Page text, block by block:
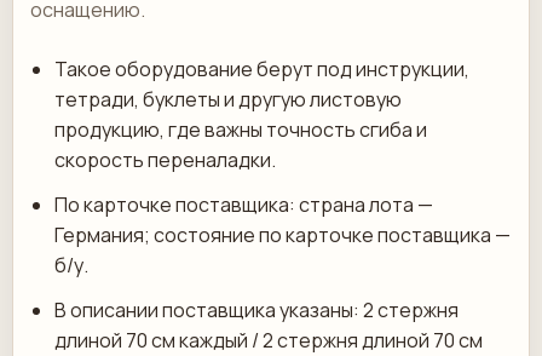
оснащению.
Такое оборудование берут под инструкции,
тетради, буклеты и другую листовую
продукцию, где важны точность сгиба и
скорость переналадки.
По карточке поставщика: страна лота —
Германия; состояние по карточке поставщика —
б/у.
В описании поставщика указаны: 2 стержня
длиной 70 см каждый / 2 стержня длиной 70 см